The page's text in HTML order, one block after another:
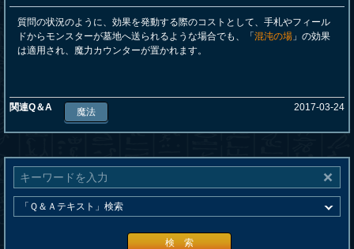
質問の状況のように、効果を発動する際のコストとして、手札やフィール
ドからモンスターが墓地へ送られるような場合でも、「 混沌の場 」の効果
は適用され、魔力カウンターが置かれます。
関連Q＆A 魔法 2017-03-24
検 索